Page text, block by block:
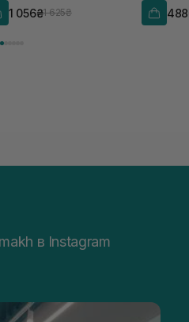
1 056₴1 625₴
в Instagram